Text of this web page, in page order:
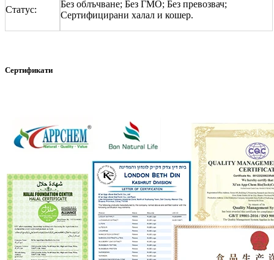
Статус:
Без облъчване; Без ГМО; Без превозвач;
Сертифицирани халал и кошер.
Сертификати